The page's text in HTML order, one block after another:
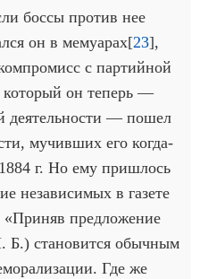
боссы против нее
он в мемуарах[23],
с партийной
он теперь —
деятельности — пошел
мучивших его когда-
г. Но ему пришлось
независимых в газете
предложение
Б.) становится обычным
Где же